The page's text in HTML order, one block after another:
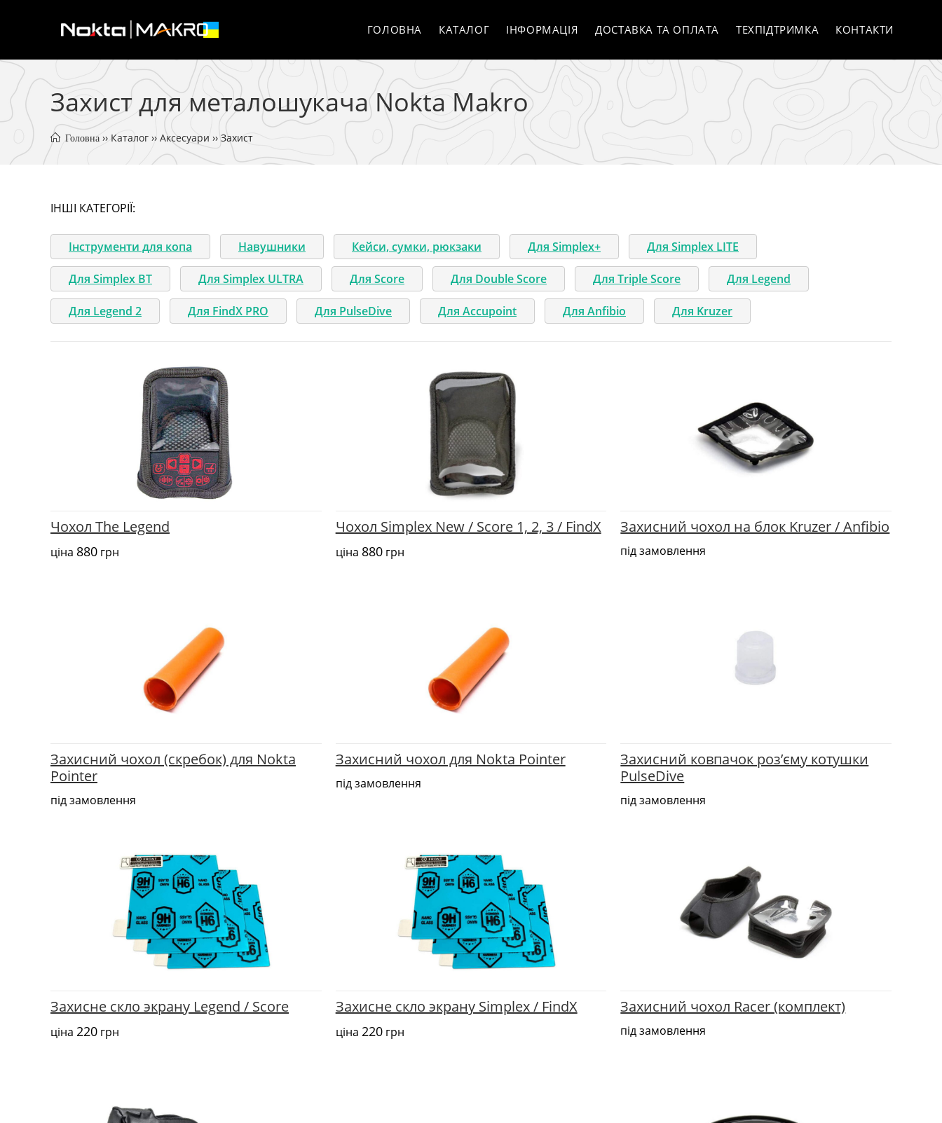
ГОЛОВНА КАТАЛОГ ІНФОРМАЦІЯ ДОСТАВКА ТА ОПЛАТА ТЕХПІДТРИМКА КОНТАКТИ
Захист для металошукача Nokta Makro
Головна ›› Каталог ›› Аксесуари ›› Захист
ІНШІ КАТЕГОРІЇ:
Інструменти для копа Навушники Кейси, сумки, рюкзаки Для Simplex+ Для Simplex LITE
Для Simplex BT Для Simplex ULTRA Для Score Для Double Score Для Triple Score Для Legend
Для Legend 2 Для FindX PRO Для PulseDive Для Accupoint Для Anfibio Для Kruzer
Чохол The Legend
ціна 880 грн
Чохол Simplex New / Score 1, 2, 3 / FindX
ціна 880грн
Захисний чохол на блок Kruzer / Anfibio
під замовлення
Захисний чохол (скребок) для Nokta
Pointer
під замовлення
Захисний чохол для Nokta Pointer
під замовлення
Захисний ковпачок роз’єму котушки
PulseDive
під замовлення
Захисне скло экрану Legend / Score
ціна 220 грн
Захисне скло экрану Simplex / FindX
ціна 220грн
Захисний чохол Racer (комплект)
під замовлення